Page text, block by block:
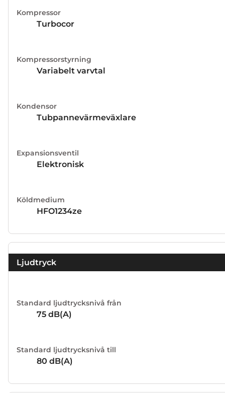
Kompressor
Turbocor
Kompressorstyrning
Variabelt varvtal
Kondensor
Tubpannevärmeväxlare
Expansionsventil
Elektronisk
Köldmedium
HFO1234ze
Ljudtryck
Standard ljudtrycksnivå från
75 dB(A)
Standard ljudtrycksnivå till
80 dB(A)